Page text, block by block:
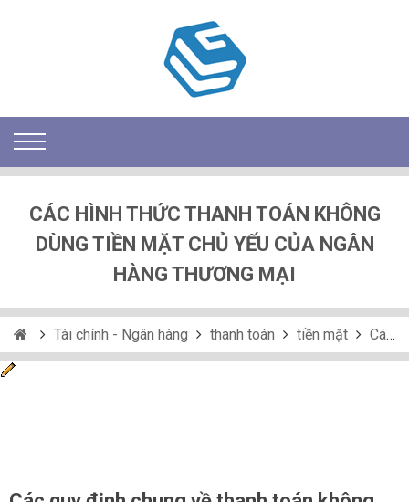
CÁC HÌNH THỨC THANH TOÁN KHÔNG
DÙNG TIỀN MẶT CHỦ YẾU CỦA NGÂN
HÀNG THƯƠNG MẠI
Tài chính - Ngân hàng thanh toán tiền mặt Các hình thức thanh toán không dùng tiền mặt chủ yếu của ngân hàng thương mại